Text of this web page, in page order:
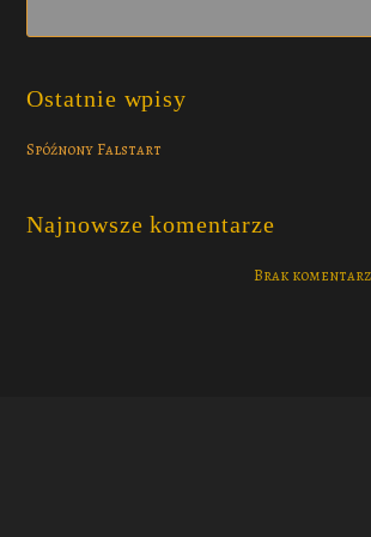
Ostatnie wpisy
Spóźnony Falstart
Najnowsze komentarze
Brak